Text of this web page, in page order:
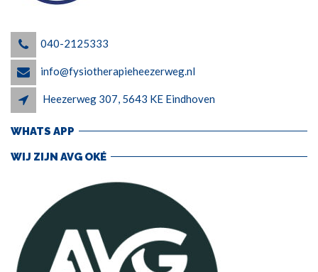
040-2125333
info@fysiotherapieheezerweg.nl
Heezerweg 307, 5643 KE Eindhoven
WHATS APP
WIJ ZIJN AVG OKÉ